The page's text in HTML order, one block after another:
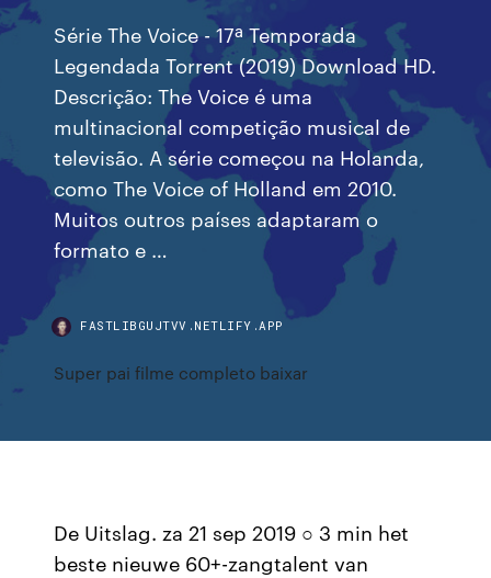
Série The Voice - 17ª Temporada
Legendada Torrent (2019) Download HD.
Descrição: The Voice é uma
multinacional competição musical de
televisão. A série começou na Holanda,
como The Voice of Holland em 2010.
Muitos outros países adaptaram o
formato e …
FASTLIBGUJTVV.NETLIFY.APP
Super pai filme completo baixar
De Uitslag. za 21 sep 2019 ○ 3 min het
beste nieuwe 60+-zangtalent van